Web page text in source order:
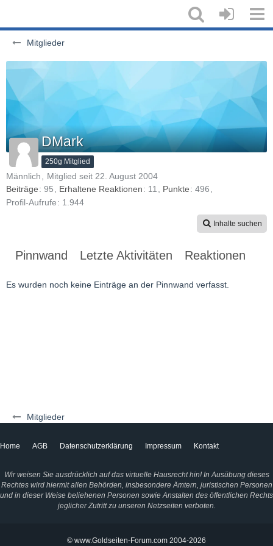
Mitglieder
Mitglieder
DMark
250g Mitglied
Männlich
Mitglied seit 22. August 2004
Beiträge
95 Erhaltene Reaktionen 11 Punkte
496
Profil-Aufrufe
1.944
Inhalte suchen
Pinnwand Letzte Aktivitäten Reaktionen
Es wurden noch keine Einträge an der Pinnwand verfasst.
Home AGB Datenschutzerklärung Impressum Kontakt
Wir weisen Sie ausdrücklich auf das virtuelle Hausrecht hin! In Ausübung dieses
Rechtes wird hiermit allen Behörden, insbesondere Ämtern, juristischen Personen
und in dieser Weise beliehenen Personen sowie Anstalten des öffentlichen Rechts
jeglicher Zutritt zu unseren Netzseiten verboten.
© www.Goldseiten-Forum.com 2004-2026